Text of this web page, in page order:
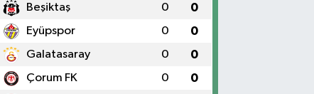
Beşiktaş 0 0
Eyüpspor 0 0
Galatasaray 0 0
Çorum FK 0 0